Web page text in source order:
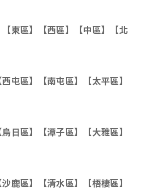
【東區】【西區】【中區】【北
西屯區】【南屯區】【太平區】
烏日區】【潭子區】【大雅區】
沙鹿區】【清水區】【梧棲區】